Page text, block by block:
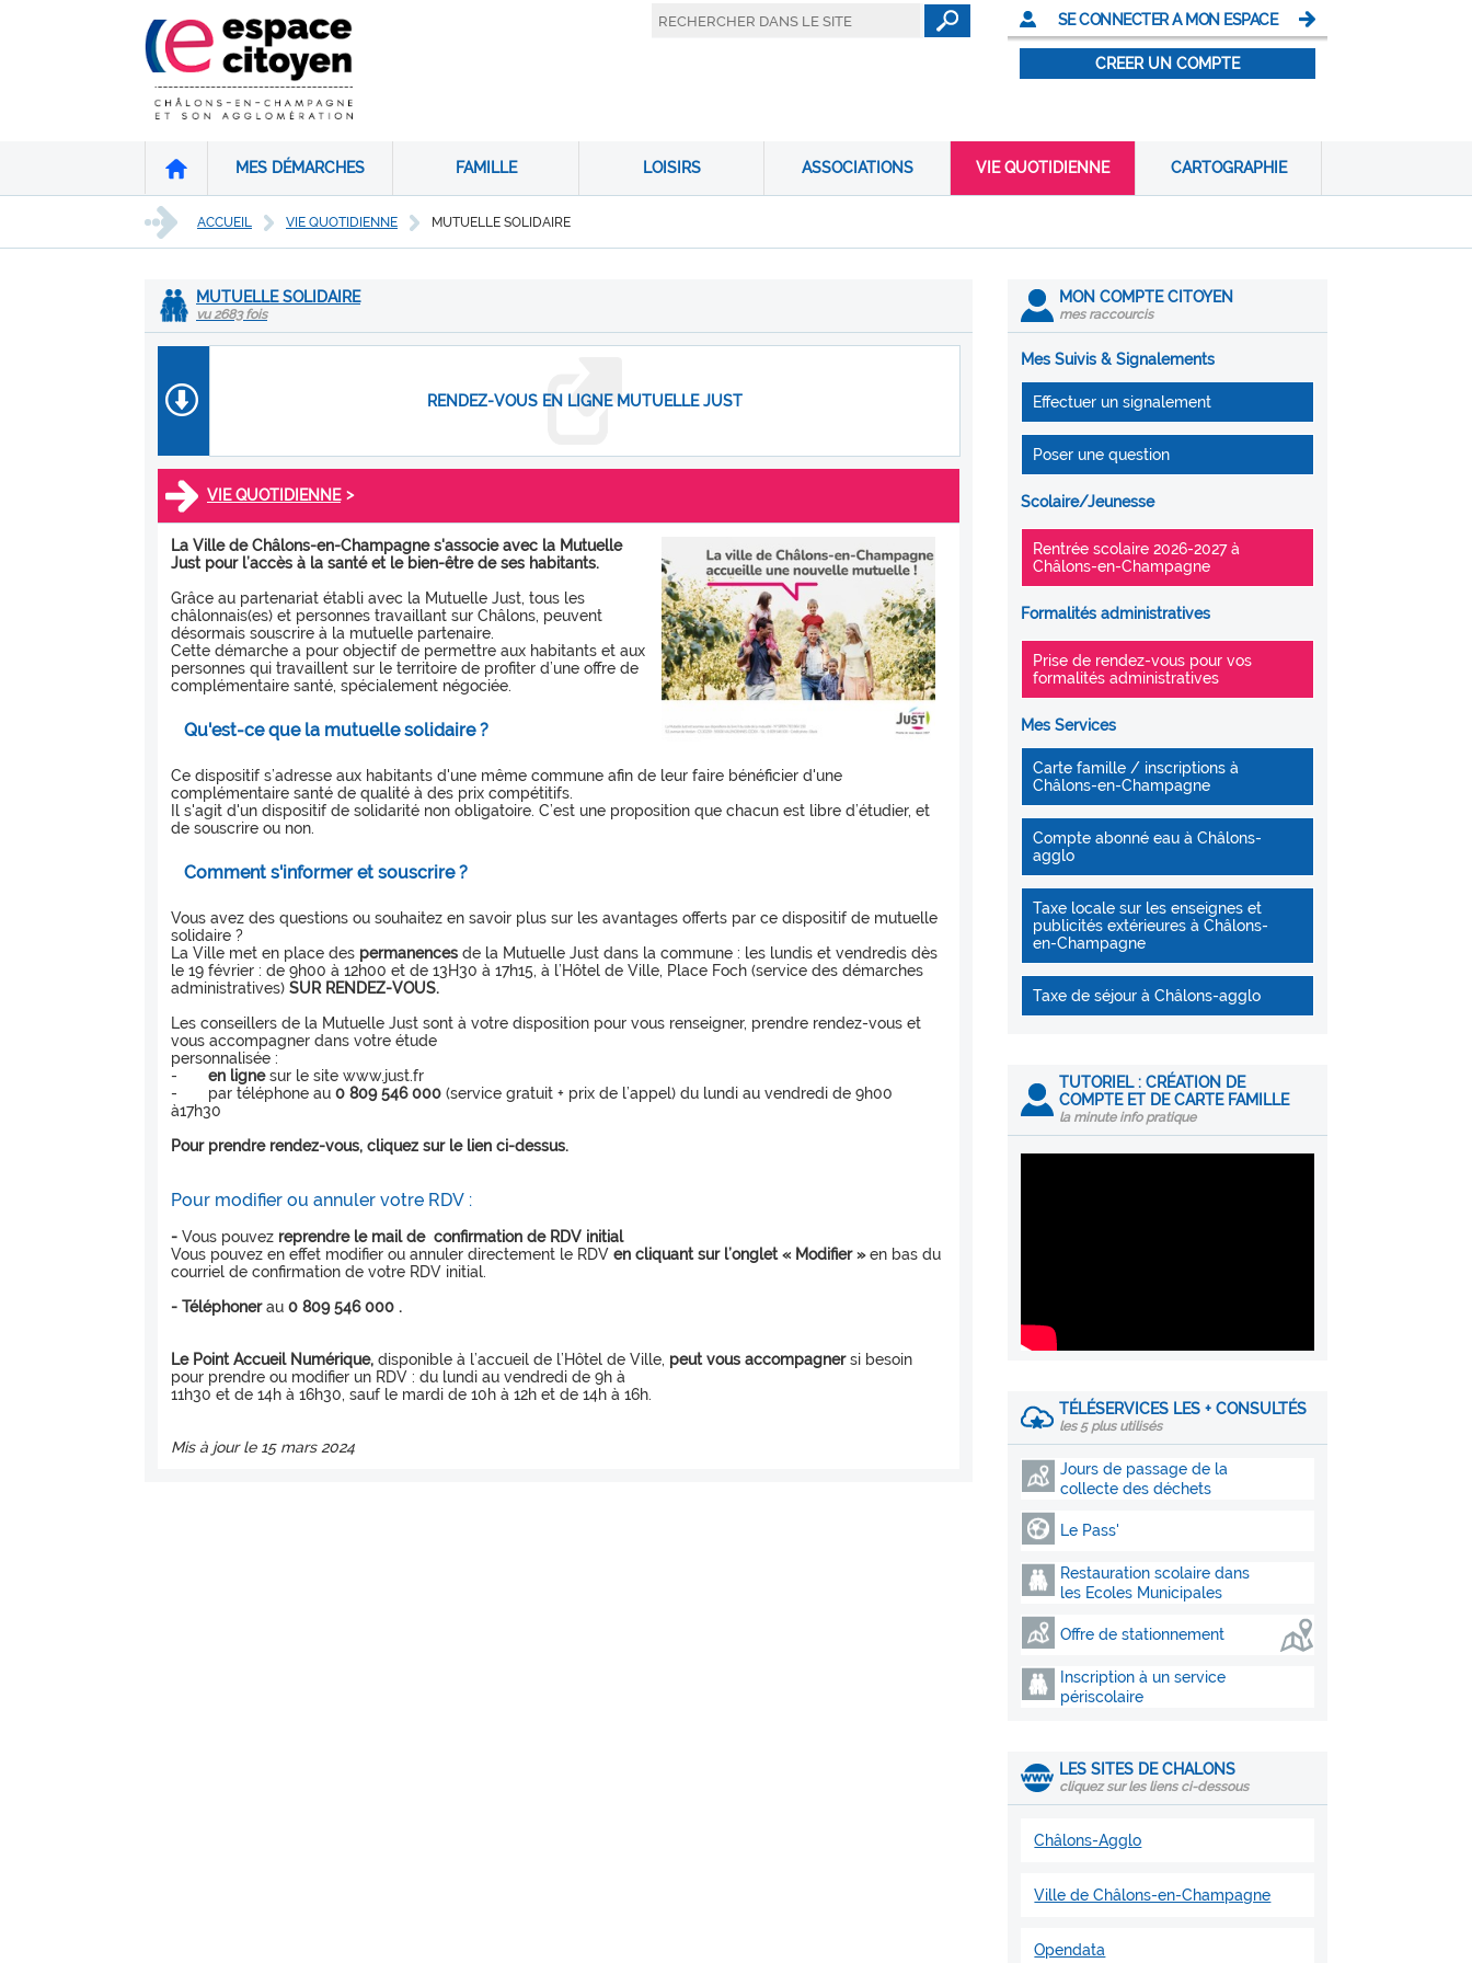
SE CONNECTER A MON ESPACE
CREER UN COMPTE
MES DÉMARCHES FAMILLE LOISIRS ASSOCIATIONS VIE QUOTIDIENNE CARTOGRAPHIE
ACCUEIL VIE QUOTIDIENNE MUTUELLE SOLIDAIRE
MUTUELLE SOLIDAIRE
vu 2683 fois
RENDEZ-VOUS EN LIGNE MUTUELLE JUST
VIE QUOTIDIENNE >
La Ville de Châlons-en-Champagne s'associe avec la Mutuelle
Just pour l’accès à la santé et le bien-être de ses habitants.
Grâce au partenariat établi avec la Mutuelle Just, tous les
châlonnais(es) et personnes travaillant sur Châlons, peuvent
désormais souscrire à la mutuelle partenaire.
Cette démarche a pour objectif de permettre aux habitants et aux
personnes qui travaillent sur le territoire de profiter d’une offre de
complémentaire santé, spécialement négociée.
Qu'est-ce que la mutuelle solidaire ?
Ce dispositif s’adresse aux habitants d'une même commune afin de leur faire bénéficier d'une
complémentaire santé de qualité à des prix compétitifs.
Il s'agit d'un dispositif de solidarité non obligatoire. C’est une proposition que chacun est libre d’étudier, et
de souscrire ou non.
Comment s'informer et souscrire ?
Vous avez des questions ou souhaitez en savoir plus sur les avantages offerts par ce dispositif de mutuelle
solidaire ?
La Ville met en place des permanences de la Mutuelle Just dans la commune : les lundis et vendredis dès
le 19 février : de 9h00 à 12h00 et de 13H30 à 17h15, à l’Hôtel de Ville, Place Foch (service des démarches
administratives) SUR RENDEZ-VOUS.
Les conseillers de la Mutuelle Just sont à votre disposition pour vous renseigner, prendre rendez-vous et
vous accompagner dans votre étude
personnalisée :
- en lignesur le site www.just.fr
- par téléphone au 0 809 546 000 (service gratuit + prix de l’appel) du lundi au vendredi de 9h00
à17h30
Pour prendre rendez-vous, cliquez sur le lien ci-dessus.
Pour modifier ou annuler votre RDV :
- Vous pouvez reprendre le mail de confirmation de RDV initial
Vous pouvez en effet modifier ou annuler directement le RDV en cliquant sur l’onglet« Modifier »en bas du
courriel de confirmation de votre RDV initial.
- Téléphonerau 0 809 546 000 .
Le Point Accueil Numérique, disponible à l’accueil de l’Hôtel de Ville, peut vous accompagnersi besoin
pour prendre ou modifier un RDV : du lundi au vendredi de 9h à
11h30 et de 14h à 16h30, sauf le mardi de 10h à 12h et de 14h à 16h.
Mis à jour le 15 mars 2024
MON COMPTE CITOYEN
mes raccourcis
Mes Suivis & Signalements
Effectuer un signalement
Poser une question
Scolaire/Jeunesse
Rentrée scolaire 2026-2027 à
Châlons-en-Champagne
Formalités administratives
Prise de rendez-vous pour vos
formalités administratives
Mes Services
Carte famille / inscriptions à
Châlons-en-Champagne
Compte abonné eau à Châlons-
agglo
Taxe locale sur les enseignes et
publicités extérieures à Châlons-
en-Champagne
Taxe de séjour à Châlons-agglo
TUTORIEL : CRÉATION DE
COMPTE ET DE CARTE FAMILLE
la minute info pratique
TÉLÉSERVICES LES + CONSULTÉS
les 5 plus utilisés
Jours de passage de la
collecte des déchets
Le Pass'
Restauration scolaire dans
les Ecoles Municipales
Offre de stationnement
Inscription à un service
périscolaire
LES SITES DE CHALONS
cliquez sur les liens ci-dessous
Châlons-Agglo
Ville de Châlons-en-Champagne
Opendata